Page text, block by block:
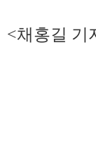
<채홍길 기